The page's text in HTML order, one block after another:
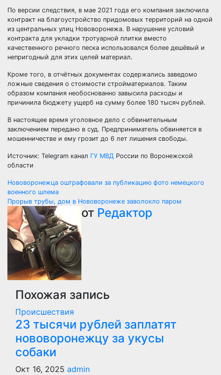
По версии следствия, в мае 2021 года его компания заключила
контракт на благоустройство придомовых территорий на одной
из центральных улиц Нововоронежа. В нарушение условий
контракта для укладки тротуарной плитки вместо
качественного речного песка использовался более дешёвый и
непригодный для этих целей материал.
Кроме того, в отчётных документах содержались заведомо
ложные сведения о стоимости стройматериалов. Таким
образом компания необоснованно завысила расходы и
причинила бюджету ущерб на сумму более 180 тысяч рублей.
В настоящее время уголовное дело с обвинительным
заключением передано в суд. Предприниматель обвиняется в
мошенничестве и ему грозит до 6 лет лишения свободы.
Источник: Telegram канал ГУ МВД России по Воронежской
области
Навигация
по
записям
Нововоронежца оштрафовали за публикацию фото немецкого
военного шлема
Прорыв трубы, дом в Нововоронеже заволокло паром
от Редактор
Похожая запись
Происшествия
23 тысячи рублей заплатят
нововоронежцу за укусы
собаки
Окт 16, 2025 admin